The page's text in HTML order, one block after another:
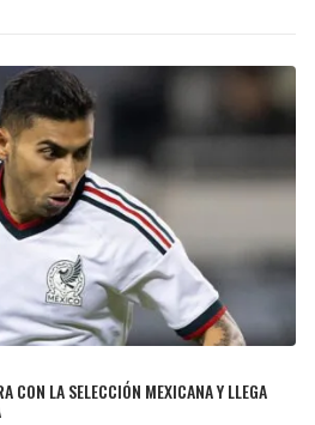
CON LA SELECCIÓN MEXICANA Y LLEGA